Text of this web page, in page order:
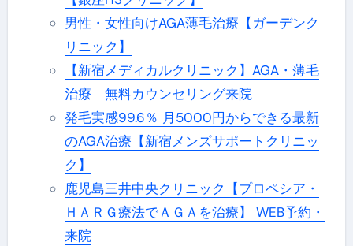
男性・女性向けAGA薄毛治療【ガーデンク
リニック】
【新宿メディカルクリニック】AGA・薄毛
治療 無料カウンセリング来院
発毛実感99.6％ 月5000円からできる最新
のAGA治療【新宿メンズサポートクリニッ
ク】
鹿児島三井中央クリニック【プロペシア・
ＨＡＲＧ療法でＡＧＡを治療】 WEB予約・
来院